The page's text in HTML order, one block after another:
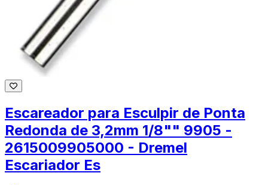
Escareador para Esculpir de Ponta
Redonda de 3,2mm 1/8"" 9905 -
2615009905000 - Dremel
Escariador Es